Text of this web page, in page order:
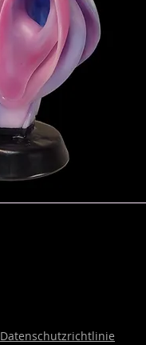
Datenschutzrichtlinie